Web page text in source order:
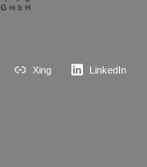
Xing LinkedIn